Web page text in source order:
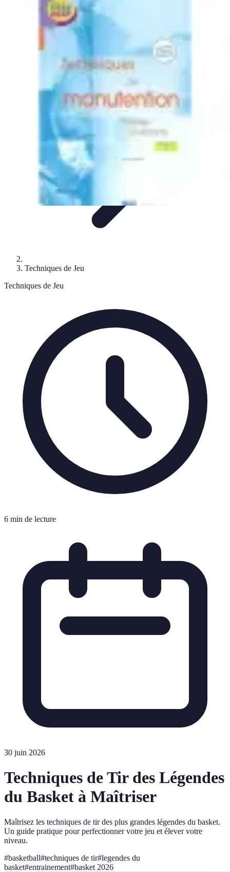
Legends Basket
Histoire des LégendesStratégie et Techniques
Records et Performances
Legends Basket
Techniques de Jeu
Techniques de Jeu
6 min de lecture
30 juin 2026
Techniques de Tir des Légendes
du Basket à Maîtriser
Maîtrisez les techniques de tir des plus grandes légendes du basket.
Un guide pratique pour perfectionner votre jeu et élever votre
niveau.
#basketball#techniques de tir#legendes du
basket#entrainement#basket 2026